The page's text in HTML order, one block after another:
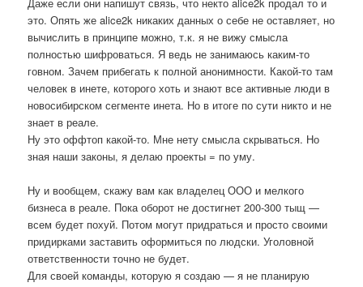
это. Опять же alice2k никаких данных о себе не оставляет, но
вычислить в принципе можно, т.к. я не вижу смысла
полностью шифроваться. Я ведь не занимаюсь каким-то
говном. Зачем прибегать к полной анонимности. Какой-то там
человек в инете, которого хоть и знают все активные люди в
новосибирском сегменте инета. Но в итоге по сути никто и не
знает в реале.
Ну это оффтоп какой-то. Мне нету смысла скрываться. Но
зная наши законы, я делаю проекты = по уму.
Ну и вообщем, скажу вам как владелец ООО и мелкого
бизнеса в реале. Пока оборот не достигнет 200-300 тыщ —
всем будет похуй. Потом могут придраться и просто своими
придирками заставить оформиться по людски. Уголовной
ответственности точно не будет.
Для своей команды, которую я создаю — я не планирую